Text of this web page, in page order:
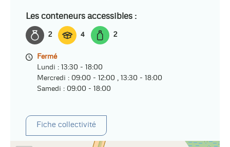
Les conteneurs accessibles :
2 4 2
Fermé
Lundi : 13:30 - 18:00
Mercredi : 09:00 - 12:00 , 13:30 - 18:00
Samedi : 09:00 - 18:00
Fiche collectivité